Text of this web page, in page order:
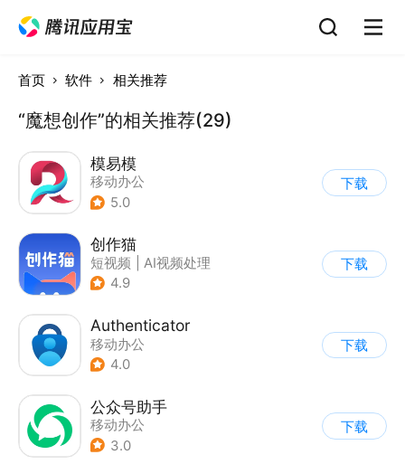
首页 软件 相关推荐
“魔想创作”的相关推荐(29)
模易模
移动办公
5.0
下载
创作猫
短视频
AI视频处理
4.9
下载
Authenticator
移动办公
4.0
下载
公众号助手
移动办公
3.0
下载